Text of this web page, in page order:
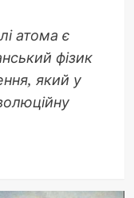
атома є
фізик
який у